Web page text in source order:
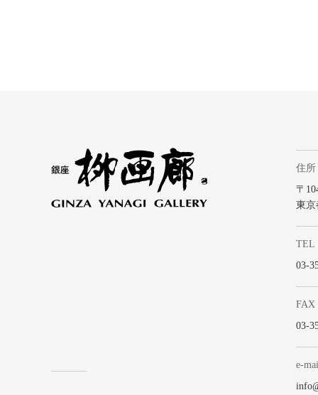
住所
〒
東京
TEL
03-
FAX
03-
e-